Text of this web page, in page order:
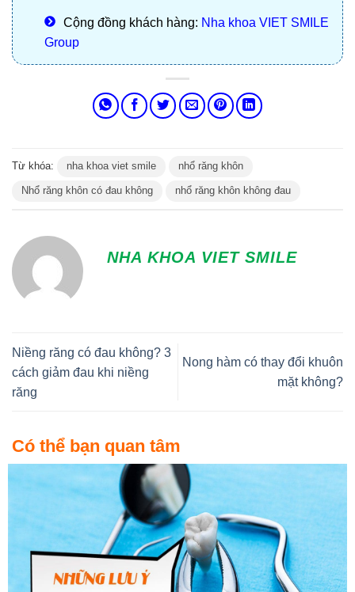
Cộng đồng khách hàng: Nha khoa VIET SMILE
Group
Từ khóa: nha khoa viet smile nhổ răng khôn
Nhổ răng khôn có đau không nhổ răng khôn không đau
NHA KHOA VIET SMILE
Niềng răng có đau không? 3
cách giảm đau khi niềng
răng
Nong hàm có thay đổi khuôn
mặt không?
Có thể bạn quan tâm